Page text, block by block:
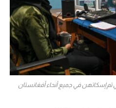
تم إسكاتهن في جميع أنحاء أفغانستان